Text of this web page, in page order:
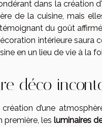
dans la création
de la cuisine, mais
du goût
intérieure saura
en un lieu de vie à la
déco
d’une
première, lesluminaires